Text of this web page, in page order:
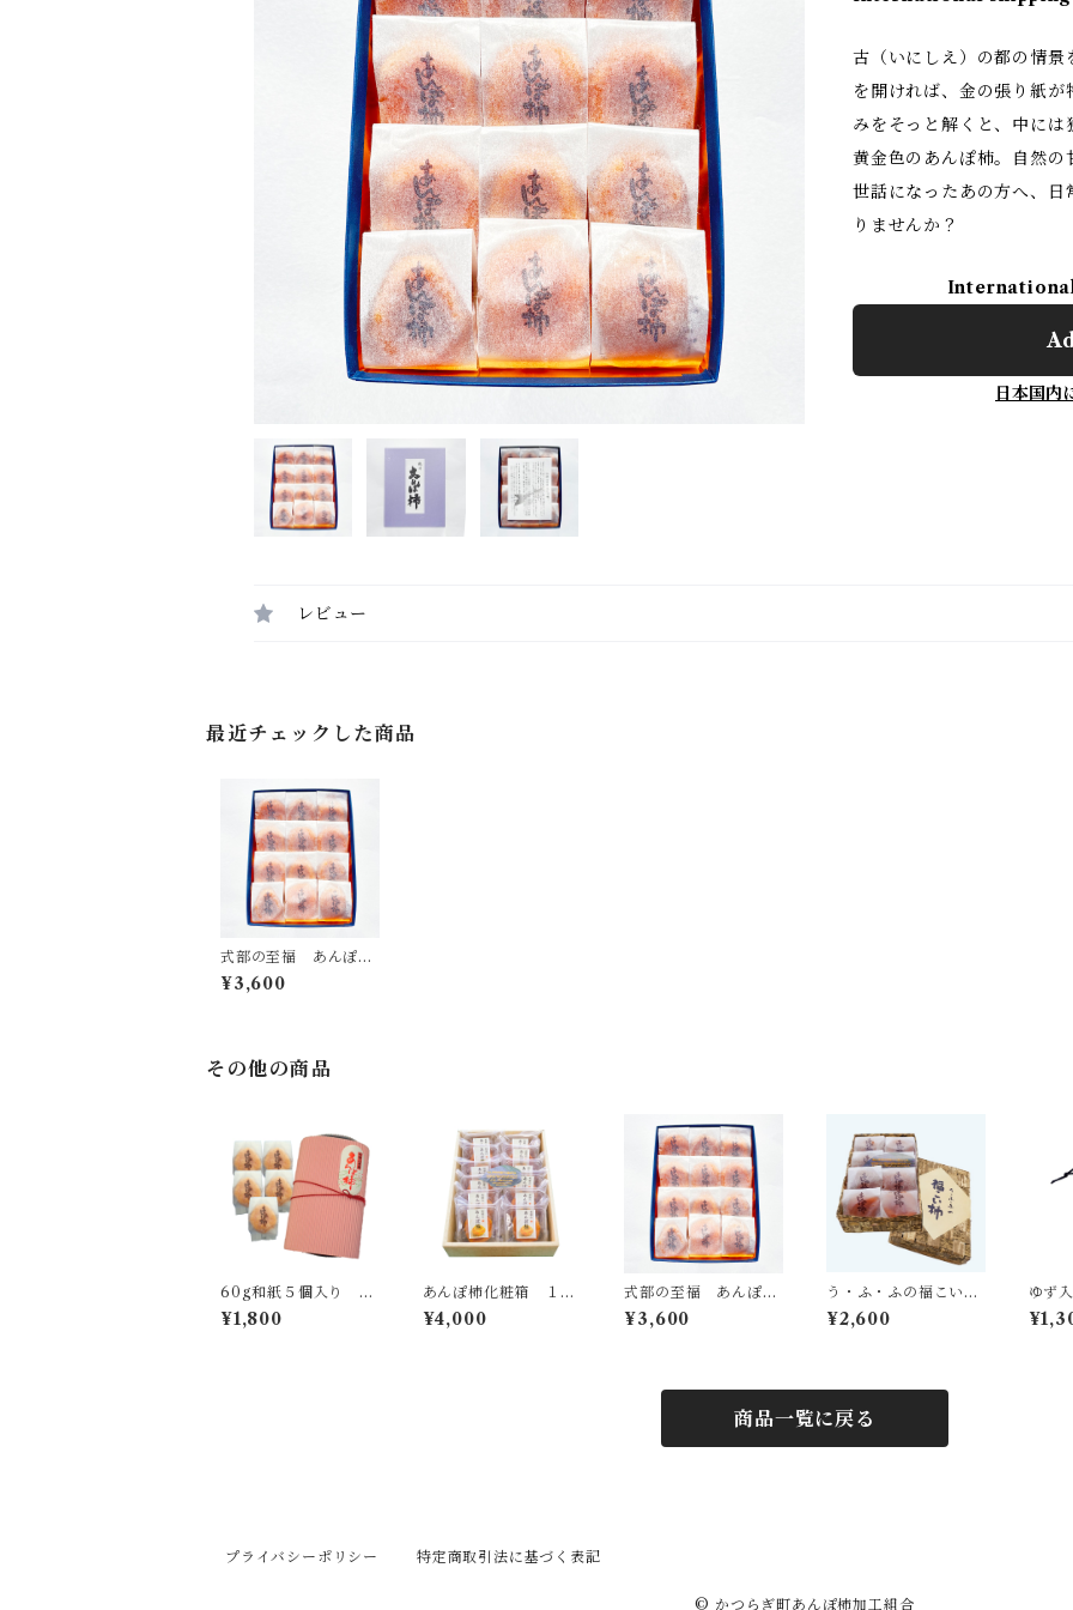
古（いにしえ）の都の情
を開ければ、金の張り紙
みをそっと解くと、中に
黄金色のあんぽ柿。自然
世話になったあの方へ、
りませんか？
日本国内
レビュー
最近チェックした商品
式部の至福 あんぽ柿
ギフト（和紙12個入
り）
¥3,600
その他の商品
60g和紙５個入り 化
粧箱（ピンク）
¥1,800
あんぽ柿化粧箱 １２
玉入り
¥4,000
式部の至福 あんぽ柿
ギフト（和紙12個入
り）
¥3,600
う・ふ・ふの福こい
柿 8玉
¥2,600
ゆず
商品一覧に戻る
プライバシーポリシー 特定商取引法に基づく表記
© かつらぎ町あんぽ柿加工組合